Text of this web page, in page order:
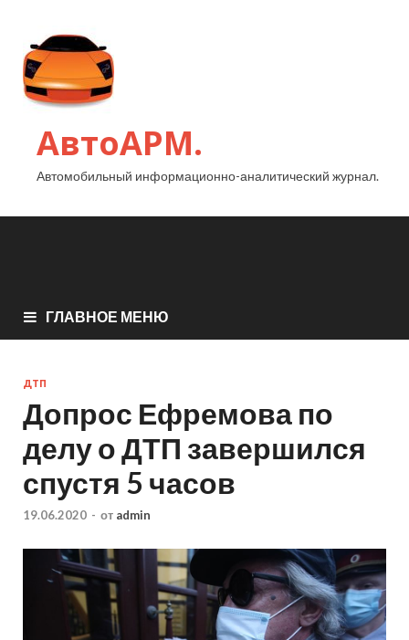
АвтоАРМ.
Автомобильный информационно-аналитический журнал.
ГЛАВНОЕ МЕНЮ
ДТП
Допрос Ефремова по
делу о ДТП завершился
спустя 5 часов
19.06.2020 - от admin